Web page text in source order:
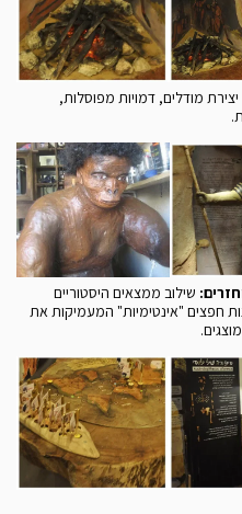
יצירת מודלים, דמויות מפוסלות,
שילוב ממצאים היסטוריים
חפצים "אינטימיות" המעמיקות את